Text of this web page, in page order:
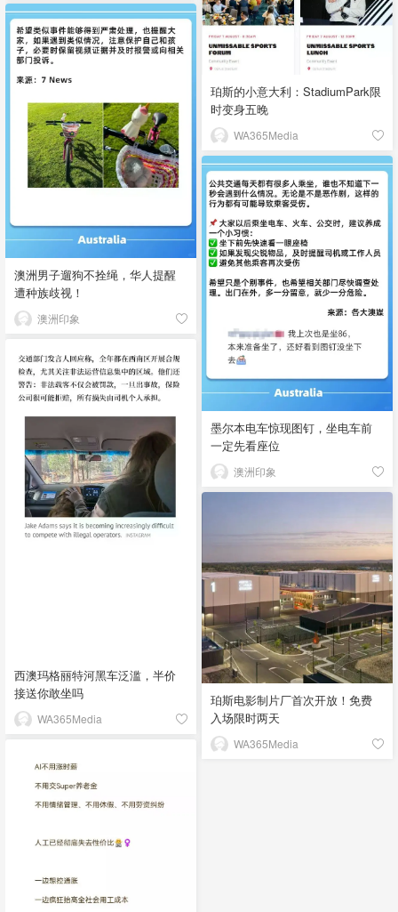
珀斯的小意大利：StadiumPark限
时变身五晚
WA365Media
澳洲男子遛狗不拴绳，华人提醒
遭种族歧视！
澳洲印象
墨尔本电车惊现图钉，坐电车前
一定先看座位
澳洲印象
西澳玛格丽特河黑车泛滥，半价
接送你敢坐吗
WA365Media
珀斯电影制片厂首次开放！免费
入场限时两天
WA365Media